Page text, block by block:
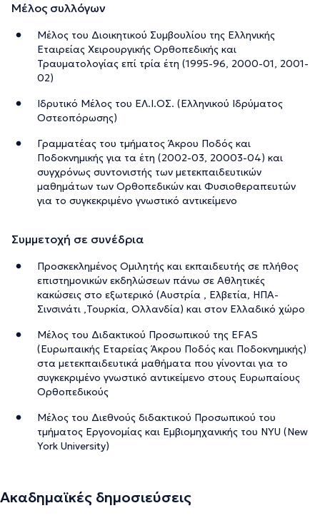
Μέλος συλλόγων
Μέλος του Διοικητικού Συμβουλίου της Ελληνικής
Εταιρείας Χειρουργικής Ορθοπεδικής και
Τραυματολογίας επί τρία έτη (1995-96, 2000-01, 2001-
02)
Ιδρυτικό Μέλος του ΕΛ.Ι.ΟΣ. (Ελληνικού Ιδρύματος
Οστεοπόρωσης)
Γραμματέας του τμήματος Άκρου Ποδός και
Ποδοκνημικής για τα έτη (2002-03, 20003-04) και
συγχρόνως συντονιστής των μετεκπαιδευτικών
μαθημάτων των Ορθοπεδικών και Φυσιοθεραπευτών
για το συγκεκριμένο γνωστικό αντικείμενο
Συμμετοχή σε συνέδρια
Προσκεκλημένος Ομιλητής και εκπαιδευτής σε πλήθος
επιστημονικών εκδηλώσεων πάνω σε Αθλητικές
κακώσεις στο εξωτερικό (Αυστρία , Ελβετία, ΗΠΑ-
Σινσινάτι ,Τουρκία, Ολλανδία) και στον Ελλαδικό χώρο
Μέλος του Διδακτικού Προσωπικού της EFAS
(Ευρωπαικής Εταρείας Άκρου Ποδός και Ποδοκνημικής)
στα μετεκπαιδευτικά μαθήματα που γίνονται για το
συγκεκριμένο γνωστικό αντικείμενο στους Ευρωπαίους
Ορθοπεδικούς
Μέλος του Διεθνούς διδακτικού Προσωπικού του
τμήματος Εργονομίας και Εμβιομηχανικής του NYU (New
York University)
Ακαδημαϊκές δημοσιεύσεις